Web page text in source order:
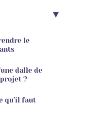
le
dalle de
?
qu’il faut